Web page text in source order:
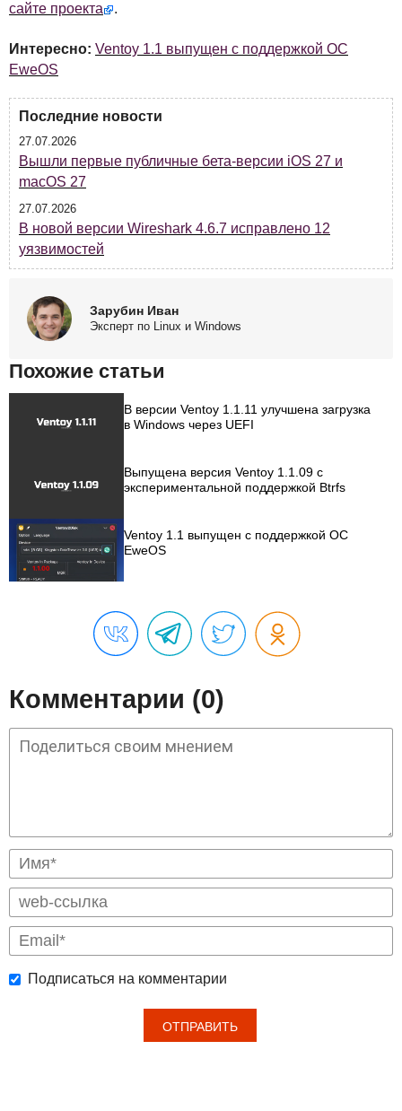
сайте проекта
.
Интересно: Ventoy 1.1 выпущен с поддержкой ОС
EweOS
Последние новости
27.07.2026
Вышли первые публичные бета-версии iOS 27 и
macOS 27
27.07.2026
В новой версии Wireshark 4.6.7 исправлено 12
уязвимостей
Зарубин Иван
Эксперт по Linux и Windows
Похожие статьи
В версии Ventoy 1.1.11 улучшена загрузка
в Windows через UEFI
Выпущена версия Ventoy 1.1.09 с
экспериментальной поддержкой Btrfs
Ventoy 1.1 выпущен с поддержкой ОС
EweOS
Комментарии (0)
Подписаться на комментарии